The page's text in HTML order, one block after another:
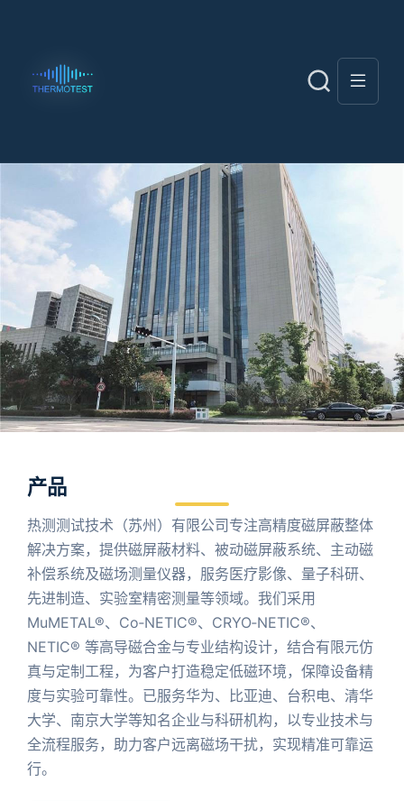
产品
热测测试技术（苏州）有限公司专注高精度磁屏蔽整体
解决方案，提供磁屏蔽材料、被动磁屏蔽系统、主动磁
补偿系统及磁场测量仪器，服务医疗影像、量子科研、
先进制造、实验室精密测量等领域。我们采用
MuMETAL®、Co‑NETIC®、CRYO‑NETIC®、
NETIC® 等高导磁合金与专业结构设计，结合有限元仿
真与定制工程，为客户打造稳定低磁环境，保障设备精
度与实验可靠性。已服务华为、比亚迪、台积电、清华
大学、南京大学等知名企业与科研机构，以专业技术与
全流程服务，助力客户远离磁场干扰，实现精准可靠运
行。